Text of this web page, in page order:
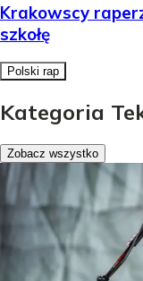
Krakowscy
szkołę
Polski rap
Kategoria
Zobacz wszystko